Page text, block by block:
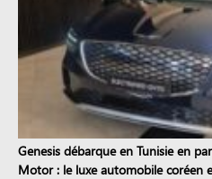
Genesis débarque en Tunisie en
Motor : le luxe automobile coréen